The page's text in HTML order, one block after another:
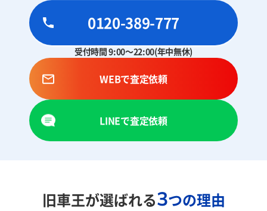
0120-389-777
受付時間 9:00～22:00(年中無休)
WEBで査定依頼
LINEで査定依頼
旧車王が選ばれる3つの理由